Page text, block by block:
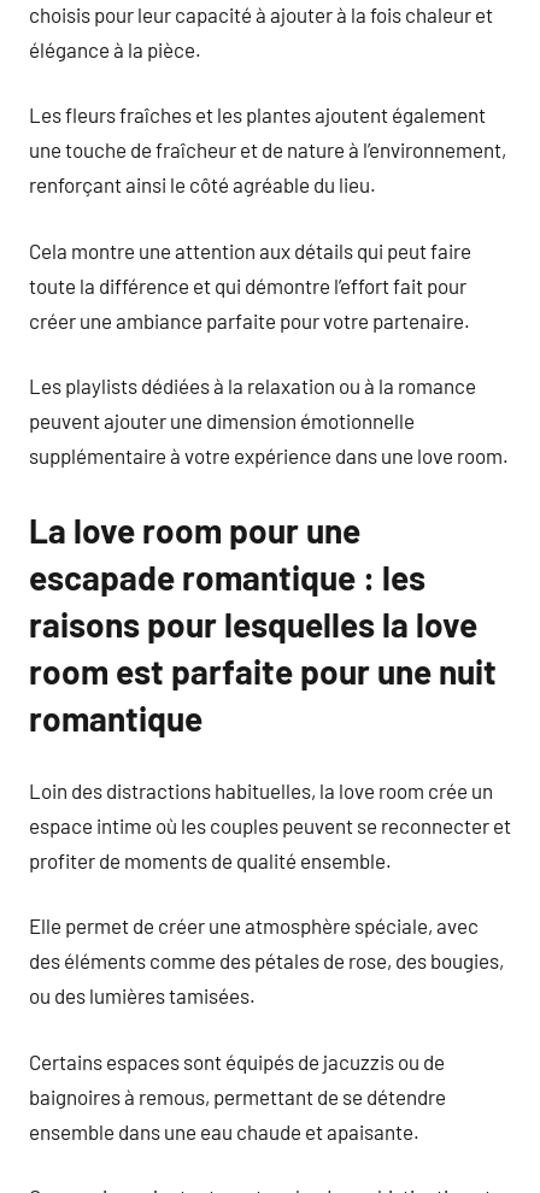
choisis pour leur capacité à ajouter à la fois chaleur et
élégance à la pièce.
Les fleurs fraîches et les plantes ajoutent également
une touche de fraîcheur et de nature à l’environnement,
renforçant ainsi le côté agréable du lieu.
Cela montre une attention aux détails qui peut faire
toute la différence et qui démontre l’effort fait pour
créer une ambiance parfaite pour votre partenaire.
Les playlists dédiées à la relaxation ou à la romance
peuvent ajouter une dimension émotionnelle
supplémentaire à votre expérience dans une love room.
La love room pour une
escapade romantique : les
raisons pour lesquelles la love
room est parfaite pour une nuit
romantique
Loin des distractions habituelles, la love room crée un
espace intime où les couples peuvent se reconnecter et
profiter de moments de qualité ensemble.
Elle permet de créer une atmosphère spéciale, avec
des éléments comme des pétales de rose, des bougies,
ou des lumières tamisées.
Certains espaces sont équipés de jacuzzis ou de
baignoires à remous, permettant de se détendre
ensemble dans une eau chaude et apaisante.